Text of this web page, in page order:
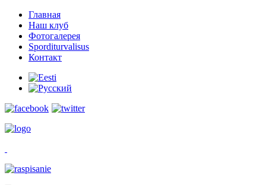
Главная
Наш клуб
Фотогалерея
Sporditurvalisus
Контакт